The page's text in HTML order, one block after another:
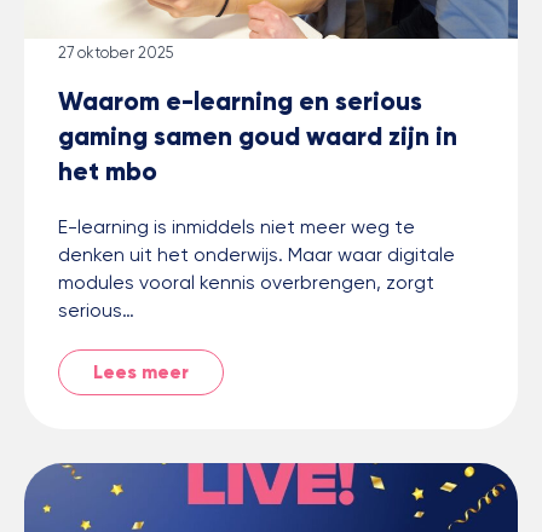
Waarom e-learning en serious
gaming samen goud waard zijn in
het mbo
27 oktober 2025
E-learning is inmiddels niet meer weg te
denken uit het onderwijs. Maar waar digitale
modules vooral kennis overbrengen, zorgt
serious…
Lees meer